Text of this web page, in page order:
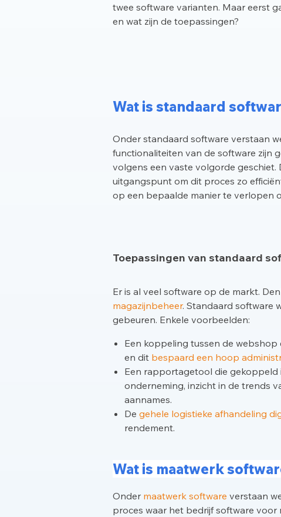
twee software varianten. Maar eerst
en wat zijn de toepassingen?
Wat is standaard
Onder standaard software verstaan
functionaliteiten van de software zijn
volgens een vaste volgorde
uitgangspunt om dit proces zo
op een bepaalde manier te verlopen
Toepassingen van standaard
Er is al veel software op de markt.
magazijnbeheer. Standaard software
gebeuren. Enkele voorbeelden:
Een koppeling tussen de
en dit bespaard een hoop
Een rapportagetool die
onderneming, inzicht in de trends
aannames.
De gehele logistieke afhandeling
rendement.
Wat is maatwerk
Onder maatwerk software verstaan
proces waar het bedrijf software